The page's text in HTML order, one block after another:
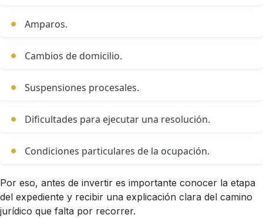
Amparos.
Cambios de domicilio.
Suspensiones procesales.
Dificultades para ejecutar una resolución.
Condiciones particulares de la ocupación.
Por eso, antes de invertir es importante conocer la etapa
del expediente y recibir una explicación clara del camino
jurídico que falta por recorrer.